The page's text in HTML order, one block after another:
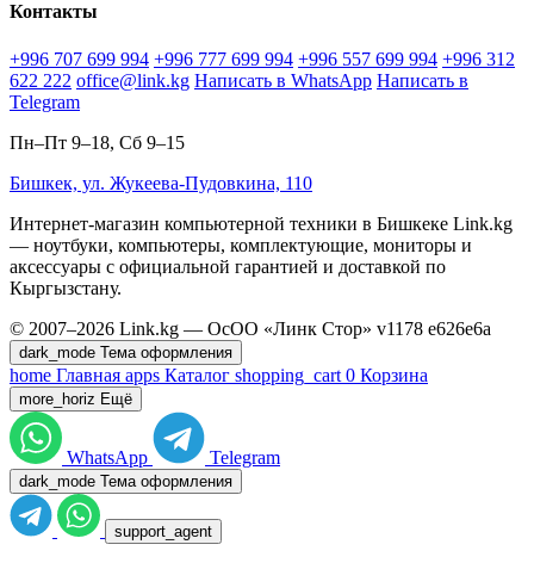
Контакты
+996 707 699 994 +996 777 699 994 +996 557 699 994 +996 312
622 222 office@link.kg Написать в WhatsApp Написать в
Telegram
Пн–Пт 9–18, Сб 9–15
Бишкек, ул. Жукеева-Пудовкина, 110
Интернет-магазин компьютерной техники в Бишкеке Link.kg
— ноутбуки, компьютеры, комплектующие, мониторы и
аксессуары с официальной гарантией и доставкой по
Кыргызстану.
© 2007–2026 Link.kg — ОсОО «Линк Стор» v1178 e626e6a
dark_mode Тема оформления
home Главная apps Каталог shopping_cart 0 Корзина
more_horiz Ещё
WhatsApp Telegram
dark_mode Тема оформления
support_agent